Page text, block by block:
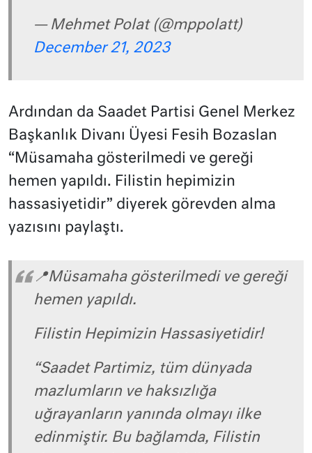
— Mehmet Polat (@mppolatt)
December 21, 2023
Ardından da Saadet Partisi Genel Merkez
Başkanlık Divanı Üyesi Fesih Bozaslan
“Müsamaha gösterilmedi ve gereği
hemen yapıldı. Filistin hepimizin
hassasiyetidir” diyerek görevden alma
yazısını paylaştı.
📍Müsamaha gösterilmedi ve gereği
hemen yapıldı.
Filistin Hepimizin Hassasiyetidir!
“Saadet Partimiz, tüm dünyada
mazlumların ve haksızlığa
uğrayanların yanında olmayı ilke
edinmiştir. Bu bağlamda, Filistin